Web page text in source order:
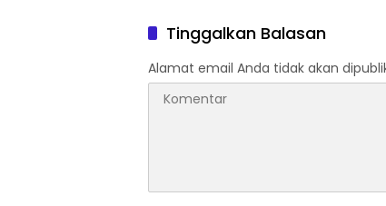
Tinggalkan Balasan
Alamat email Anda tidak akan